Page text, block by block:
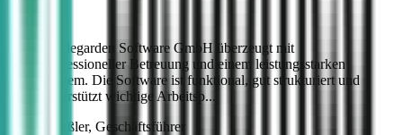
"codegarden Software GmbH überzeugt mit
professioneller Betreuung und einem leistungsstarken
System. Die Software ist funktional, gut strukturiert und
unterstützt wichtige Arbeitsp...
Bernd Dreßler, Geschäftsführer